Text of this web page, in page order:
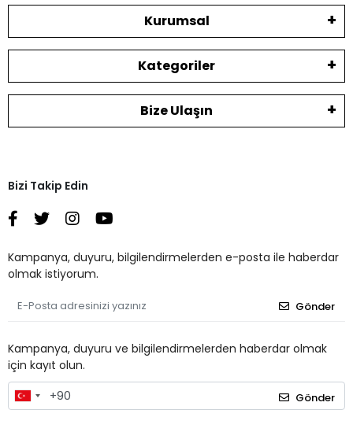
Kurumsal
Kategoriler
Bize Ulaşın
Bizi Takip Edin
Kampanya, duyuru, bilgilendirmelerden e-posta ile haberdar
olmak istiyorum.
Gönder
Kampanya, duyuru ve bilgilendirmelerden haberdar olmak
için kayıt olun.
Gönder